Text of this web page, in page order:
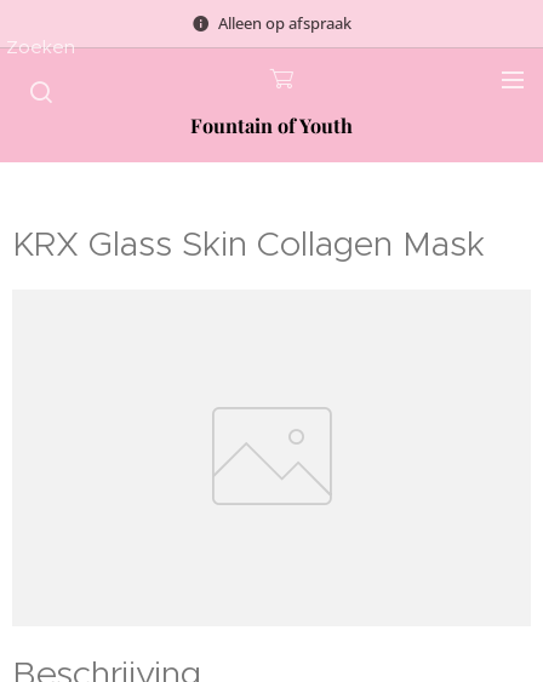
Alleen op afspraak
Fountain of Youth
Zoeken
KRX Glass Skin Collagen Mask